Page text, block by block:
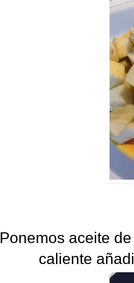
Ponemos aceite
caliente